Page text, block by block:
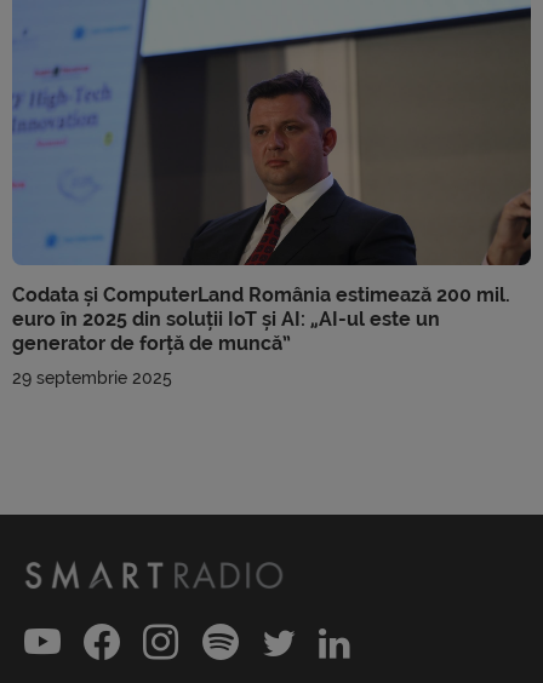
Codata și ComputerLand România estimează 200 mil.
euro în 2025 din soluții IoT și AI: „AI-ul este un
generator de forță de muncă”
29 septembrie 2025